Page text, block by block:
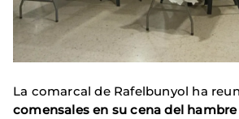
La comarcal de Rafelbunyol ha
comensales en su cena del hambre